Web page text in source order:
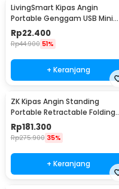
LivingSmart Kipas Angin
Portable Genggam USB Mini
Cooling Fan 1200mAh - SS-2
Rp22.400
Rp44.900 51%
+ Keranjang
ZK Kipas Angin Standing
Portable Retractable Folding
Fan 7200mAh - ZK-20321
Rp181.300
Rp275.900 35%
+ Keranjang